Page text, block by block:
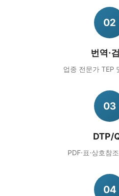
02
번역·
업종 전문가 TEP
03
DTP/
PDF·표·상호참
04